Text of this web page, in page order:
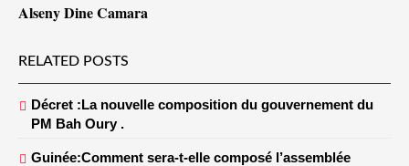
Alseny Dine Camara
RELATED POSTS
Décret :La nouvelle composition du gouvernement du
PM Bah Oury .
Guinée:Comment sera-t-elle composé l’assemblée